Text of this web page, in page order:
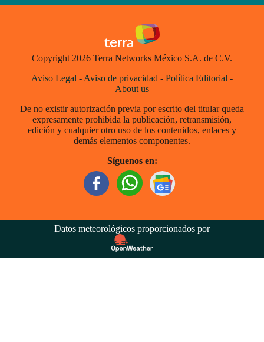
Copyright 2026 Terra Networks México S.A. de C.V.
Aviso Legal - Aviso de privacidad - Política Editorial -
About us
De no existir autorización previa por escrito del titular queda
expresamente prohibida la publicación, retransmisión,
edición y cualquier otro uso de los contenidos, enlaces y
demás elementos componentes.
Síguenos en:
Datos meteorológicos proporcionados por